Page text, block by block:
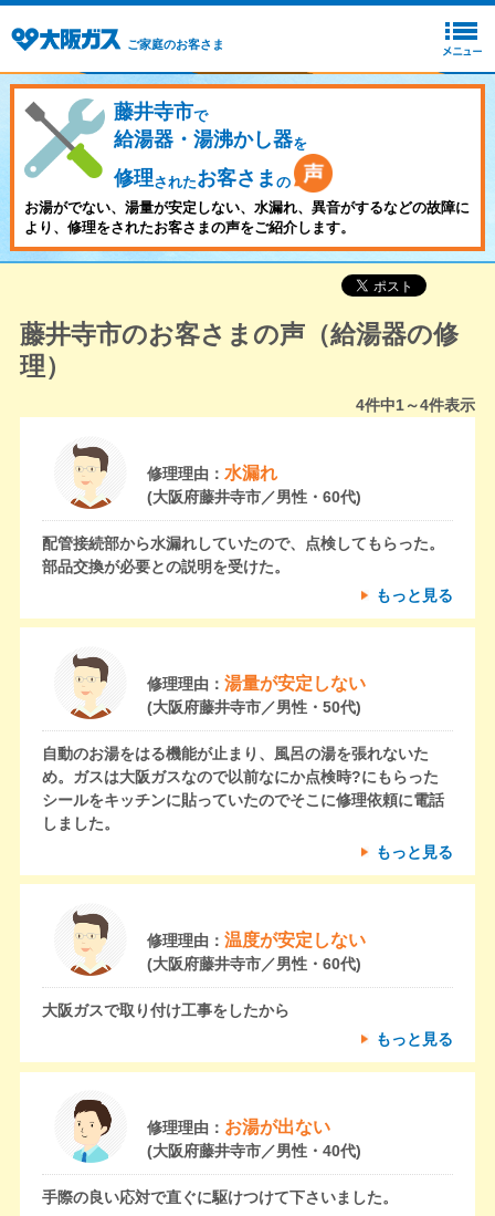
ご家庭のお客さま
藤井寺市で
給湯器・湯沸かし器を
修理されたお客さま の
お湯がでない、湯量が安定しない、水漏れ、異音がするなどの故障に
より、修理をされたお客さまの声をご紹介します。
藤井寺市のお客さまの声（給湯器の修
理）
4件中1～4件表示
修理理由： 水漏れ
(大阪府藤井寺市／男性・60代)
配管接続部から水漏れしていたので、点検してもらった。
部品交換が必要との説明を受けた。
もっと見る
修理理由： 湯量が安定しない
(大阪府藤井寺市／男性・50代)
自動のお湯をはる機能が止まり、風呂の湯を張れないた
め。ガスは大阪ガスなので以前なにか点検時?にもらった
シールをキッチンに貼っていたのでそこに修理依頼に電話
しました。
もっと見る
修理理由： 温度が安定しない
(大阪府藤井寺市／男性・60代)
大阪ガスで取り付け工事をしたから
もっと見る
修理理由： お湯が出ない
(大阪府藤井寺市／男性・40代)
手際の良い応対で直ぐに駆けつけて下さいました。